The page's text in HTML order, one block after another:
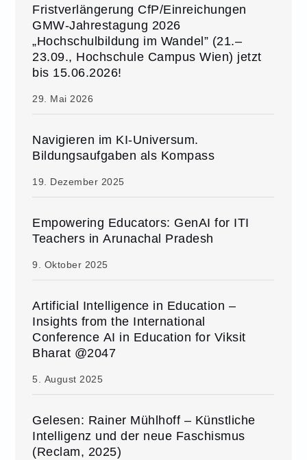
Fristverlängerung CfP/Einreichungen
GMW-Jahrestagung 2026
„Hochschulbildung im Wandel” (21.–
23.09., Hochschule Campus Wien) jetzt
bis 15.06.2026!
29. Mai 2026
Navigieren im KI-Universum.
Bildungsaufgaben als Kompass
19. Dezember 2025
Empowering Educators: GenAI for ITI
Teachers in Arunachal Pradesh
9. Oktober 2025
Artificial Intelligence in Education –
Insights from the International
Conference AI in Education for Viksit
Bharat @2047
5. August 2025
Gelesen: Rainer Mühlhoff – Künstliche
Intelligenz und der neue Faschismus
(Reclam, 2025)